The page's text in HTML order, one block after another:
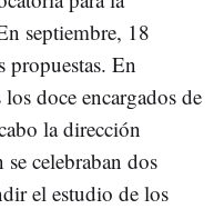
septiembre, 18
propuestas. En
doce encargados de
la dirección
celebraban dos
el estudio de los